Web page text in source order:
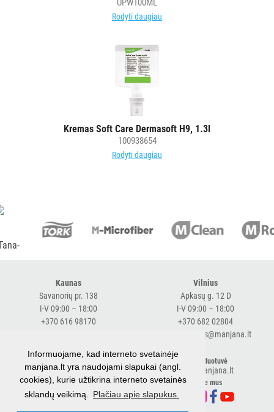
UPW100ML
Rodyti daugiau
Kremas Soft Care Dermasoft H9, 1.3l
100938654
Rodyti daugiau
Kaunas
Savanorių pr. 138
I-V 09:00 – 18:00
+370 616 98170
Vilnius
Apkasų g. 12 D
I-V 09:00 – 18:00
+370 682 02804
expressvilnius@manjana.lt
Klaipėda
Baltijos pr. 26 B
I-V 09:00 – 18:00
+370 616 76501
El. parduotuvė
shop.manjana.lt
Sekite mus
Informuojame, kad interneto svetainėje
manjana.lt yra naudojami slapukai (angl.
cookies), kurie užtikrina interneto svetainės
sklandų veikimą.
Plačiau apie slapukus.